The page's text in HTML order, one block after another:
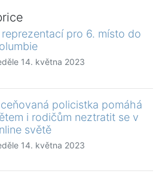
reprezentací pro 6. místo do
14. května 2023
policistka pomáhá
i rodičům neztratit se v
světě
14. května 2023